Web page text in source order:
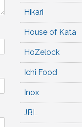
Hikari
House of Kata
HoZelock
Ichi Food
Inox
JBL